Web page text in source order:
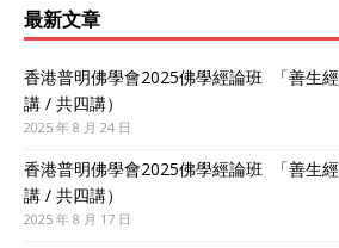
最新文章
香港普明佛學會2025佛學經論班 「善生
講 / 共四講）
2025 年 8 月 24 日
香港普明佛學會2025佛學經論班 「善生
講 / 共四講）
2025 年 8 月 17 日